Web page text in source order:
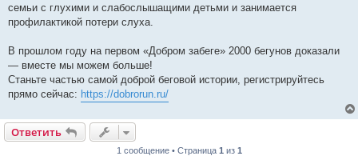
семьи с глухими и слабослышащими детьми и занимается
профилактикой потери слуха.
В прошлом году на первом «Добром забеге» 2000 бегунов доказали
— вместе мы можем больше!
Станьте частью самой доброй беговой истории, регистрируйтесь
прямо сейчас: https://dobrorun.ru/
Ответить
1 сообщение • Страница 1 из 1